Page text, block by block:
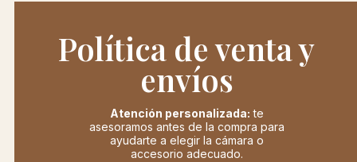
Política de venta y
envíos
Atención personalizada: te
asesoramos antes de la compra para
ayudarte a elegir la cámara o
accesorio adecuado.